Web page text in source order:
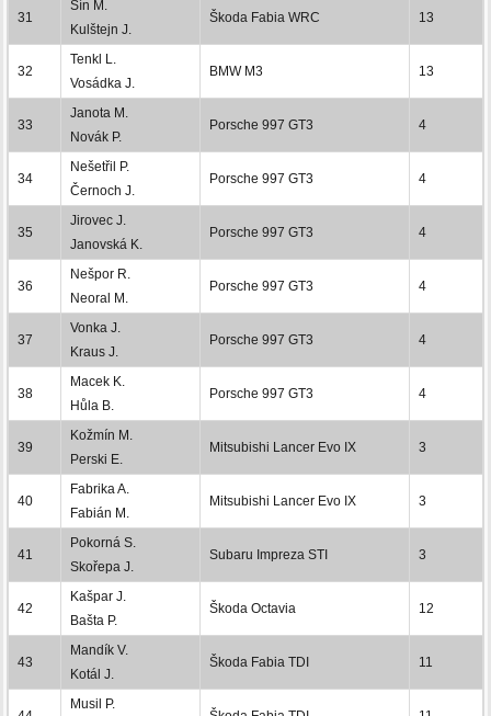
31
Šín M.
Kulštejn J.
Škoda Fabia WRC 13
32
Tenkl L.
Vosádka J.
BMW M3 13
33
Janota M.
Novák P.
Porsche 997 GT3 4
34
Nešetřil P.
Černoch J.
Porsche 997 GT3 4
35
Jirovec J.
Janovská K.
Porsche 997 GT3 4
36
Nešpor R.
Neoral M.
Porsche 997 GT3 4
37
Vonka J.
Kraus J.
Porsche 997 GT3 4
38
Macek K.
Hůla B.
Porsche 997 GT3 4
39
Kožmín M.
Perski E.
Mitsubishi Lancer Evo IX 3
40
Fabrika A.
Fabián M.
Mitsubishi Lancer Evo IX 3
41
Pokorná S.
Skořepa J.
Subaru Impreza STI 3
42
Kašpar J.
Bašta P.
Škoda Octavia 12
43
Mandík V.
Kotál J.
Škoda Fabia TDI 11
Musil P.